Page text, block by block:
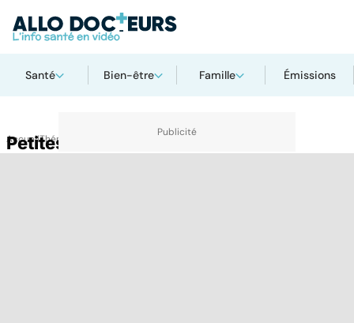
Santé Bien-être Famille Émissions
AccueilThématiques
Petites lèvres collées